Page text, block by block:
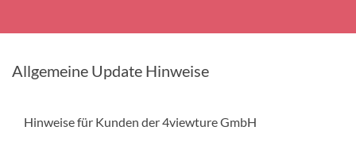
Allgemeine Update Hinweise
Hinweise für Kunden der 4viewture GmbH